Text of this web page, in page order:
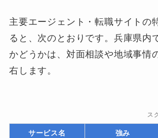
主要エージェント・転職サイトの
ると、次のとおりです。兵庫県内
かどうかは、対面相談や地域事情
右します。
サービス名 強み